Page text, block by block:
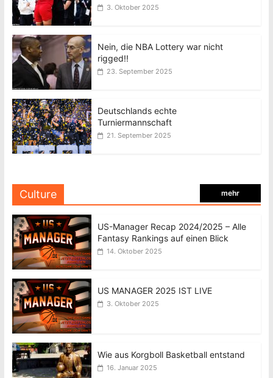
3. Oktober 2025
Nein, die NBA Lottery war nicht
rigged!!
23. September 2025
Deutschlands echte
Turniermannschaft
21. September 2025
Culture mehr
US-Manager Recap 2024/2025 – Alle
Fantasy Rankings auf einen Blick
14. Oktober 2025
US MANAGER 2025 IST LIVE
3. Oktober 2025
Wie aus Korgboll Basketball entstand
16. Januar 2025